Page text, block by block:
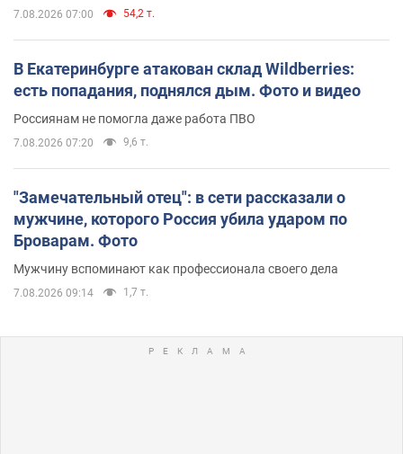
7.08.2026 07:00 54,2 т.
В Екатеринбурге атакован склад Wildberries:
есть попадания, поднялся дым. Фото и видео
Россиянам не помогла даже работа ПВО
7.08.2026 07:20 9,6 т.
"Замечательный отец": в сети рассказали о
мужчине, которого Россия убила ударом по
Броварам. Фото
Мужчину вспоминают как профессионала своего дела
7.08.2026 09:14 1,7 т.